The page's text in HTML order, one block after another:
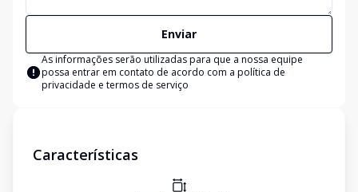
Enviar
As informações serão utilizadas para que a nossa equipe
possa entrar em contato de acordo com a política de
privacidade e termos de serviço
Características